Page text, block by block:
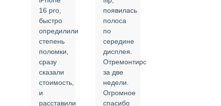
16 pro,
быстро
опредилили
степень
поломки,
сразу
сказали
стоимость,
и
расставили
появилась
полоса
по
середине
дисплея.
Отремонтировали
за две
недели.
Огромное
спасибо